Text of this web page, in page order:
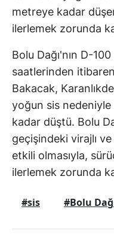
metreye kadar
ilerlemek zorunda
Bolu Dağı'nın D-
saatlerinden
Bakacak,
yoğun sis
kadar düştü. Bolu
geçişindeki virajlı
etkili olmasıyla,
ilerlemek zorunda
#sis #Bolu